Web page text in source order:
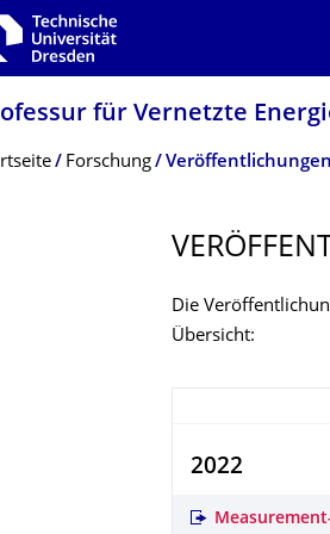
für Vernetzte
Menü
Forschung Veröffentlichungen
Die
Übersicht:
2022